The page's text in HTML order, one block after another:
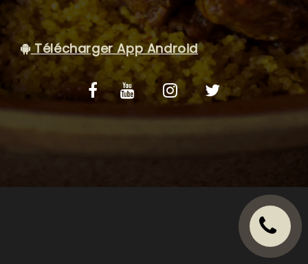
C.G.V
Télécharger App Android